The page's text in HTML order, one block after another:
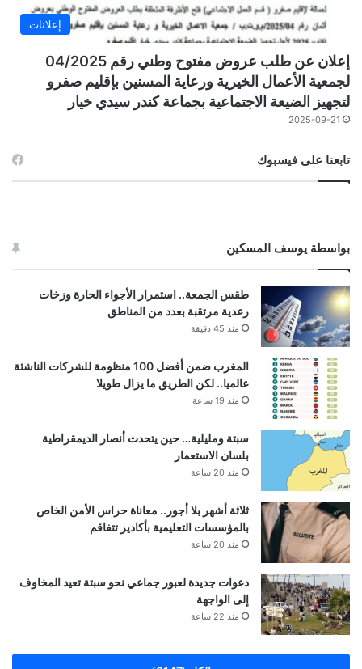
إعلانات
إعلان عن طلب عروض مفتوح وطني رقم 04/2025
لجمعية الأعمال الخيرية ورعاية المسنين بإقليم صفرو
لتجهيز الضيعة الاجتماعية بجماعة كندر سيدي خيار
2025-09-21
تابعنا على فيسبوك
بواسطة يوسف المسكين
طقس الجمعة.. استمرار الأجواء الحارة وزخات
رعدية مرتقبة بعدد من المناطق
منذ 45 دقيقة
المغرب ضمن أفضل 100 منظومة للشركات الناشئة
عالميا.. لكن الطريق ما يزال طويلا
منذ 19 ساعة
سبتة ومليلية… حين يتحدث أنصار الديمقراطية
بلسان الاستعمار
منذ 20 ساعة
ثلاثة أشهر بلا أجور.. معاناة حراس الأمن الخاص
بالمؤسسات التعليمية بأكادير تتفاقم
منذ 20 ساعة
دعوات جديدة لعبور جماعي نحو سبتة تعيد المخاوف
إلى الواجهة
منذ 22 ساعة